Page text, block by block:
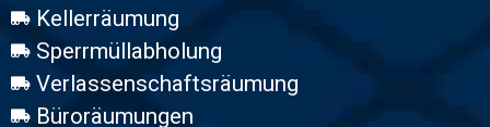
Kellerräumung
Sperrmüllabholung
Verlassenschaftsräumung
Büroräumungen